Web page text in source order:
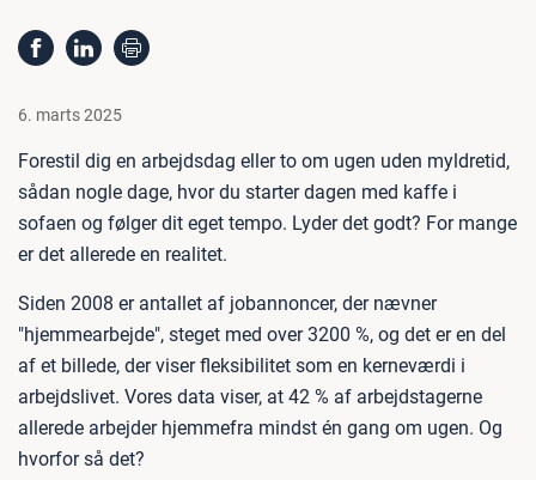
6. marts 2025
Forestil dig en arbejdsdag eller to om ugen uden myldretid,
sådan nogle dage, hvor du starter dagen med kaffe i
sofaen og følger dit eget tempo. Lyder det godt? For mange
er det allerede en realitet.
Siden 2008 er antallet af jobannoncer, der nævner
"hjemmearbejde", steget med over 3200 %, og det er en del
af et billede, der viser fleksibilitet som en kerneværdi i
arbejdslivet. Vores data viser, at 42 % af arbejdstagerne
allerede arbejder hjemmefra mindst én gang om ugen. Og
hvorfor så det?